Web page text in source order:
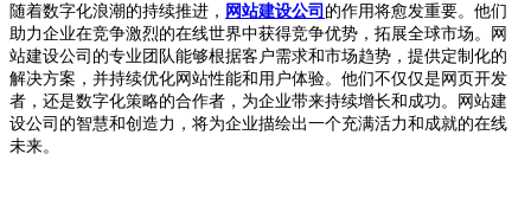
随着数字化浪潮的持续推进， 网站建设公司 的作用将愈发重要。他们
助力企业在竞争激烈的在线世界中获得竞争优势，拓展全球市场。网
站建设公司的专业团队能够根据客户需求和市场趋势，提供定制化的
解决方案，并持续优化网站性能和用户体验。他们不仅仅是网页开发
者，还是数字化策略的合作者，为企业带来持续增长和成功。网站建
设公司的智慧和创造力，将为企业描绘出一个充满活力和成就的在线
未来。